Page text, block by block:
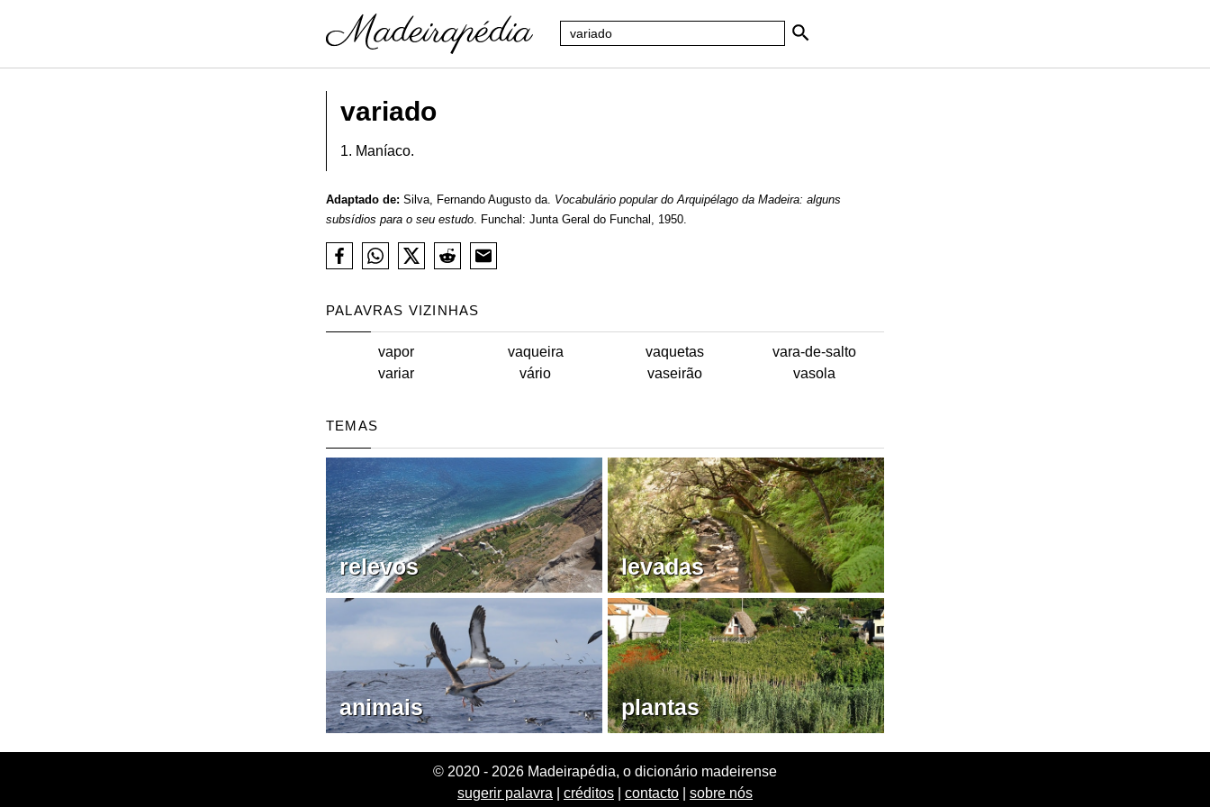
variado
1. Maníaco.
Adaptado de: Silva, Fernando Augusto da. Vocabulário popular do Arquipélago da Madeira: alguns
subsídios para o seu estudo. Funchal: Junta Geral do Funchal, 1950.
PALAVRAS VIZINHAS
vapor vaqueira vaquetas
vara-de-salto
variar
vário vaseirão vasola
TEMAS
relevos levadas
animais plantas
© 2020 - 2026 Madeirapédia, o dicionário madeirense
sugerir palavra
créditos contacto sobre nós